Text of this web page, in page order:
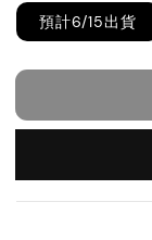
預計6/15出貨